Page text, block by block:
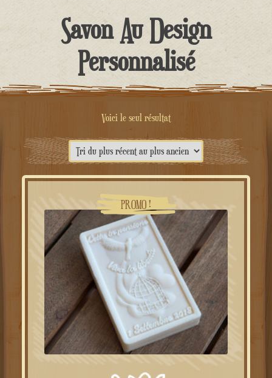
Savon Au Design
Personnalisé
Voici le seul résultat
PROMO !